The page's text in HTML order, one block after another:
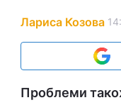
Лариса Козова
Проблеми